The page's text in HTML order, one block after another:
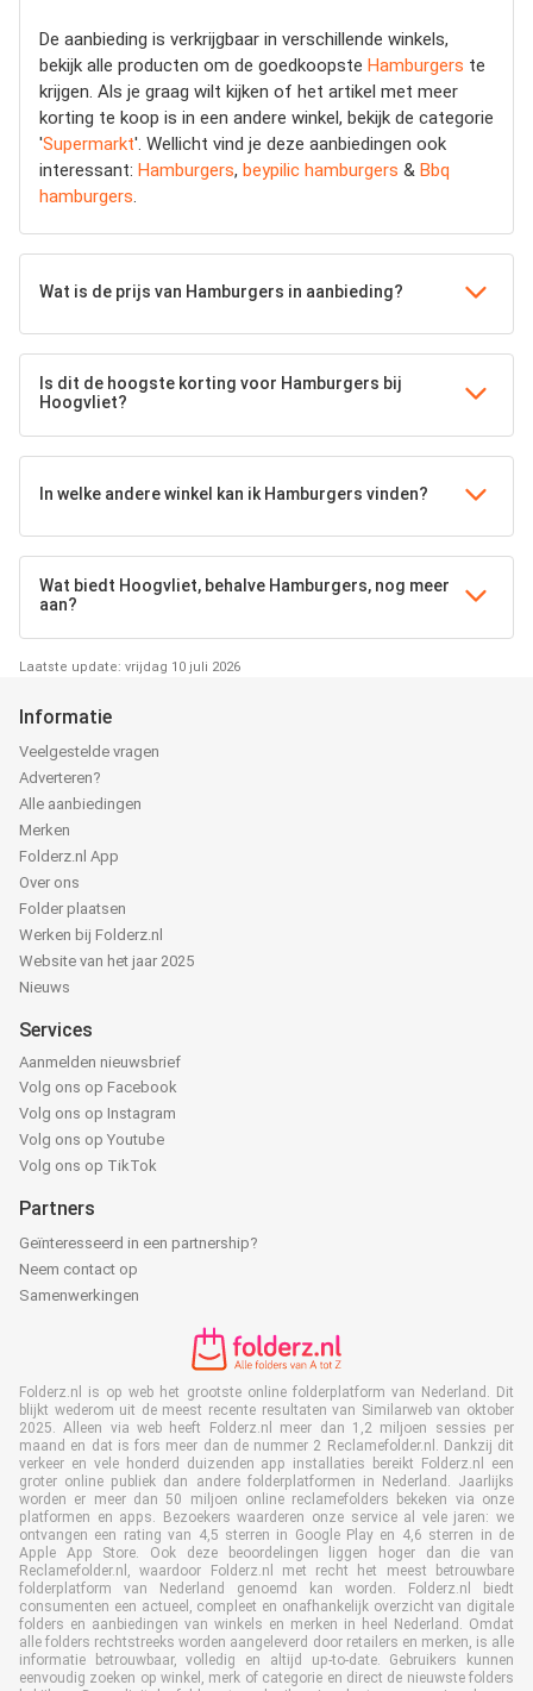
De aanbieding is verkrijgbaar in verschillende winkels,
bekijk alle producten om de goedkoopste Hamburgers te
krijgen. Als je graag wilt kijken of het artikel met meer
korting te koop is in een andere winkel, bekijk de categorie
'Supermarkt'. Wellicht vind je deze aanbiedingen ook
interessant: Hamburgers, beypilic hamburgers & Bbq
hamburgers.
Wat is de prijs van Hamburgers in aanbieding?
Is dit de hoogste korting voor Hamburgers bij
Hoogvliet?
In welke andere winkel kan ik Hamburgers vinden?
Wat biedt Hoogvliet, behalve Hamburgers, nog meer
aan?
Laatste update: vrijdag 10 juli 2026
Informatie
Veelgestelde vragen
Adverteren?
Alle aanbiedingen
Merken
Folderz.nl App
Over ons
Folder plaatsen
Werken bij Folderz.nl
Website van het jaar 2025
Nieuws
Services
Aanmelden nieuwsbrief
Volg ons op Facebook
Volg ons op Instagram
Volg ons op Youtube
Volg ons op TikTok
Partners
Geïnteresseerd in een partnership?
Neem contact op
Samenwerkingen
Folderz.nl is op web het grootste online folderplatform van Nederland. Dit
blijkt wederom uit de meest recente resultaten van Similarweb van oktober
2025. Alleen via web heeft Folderz.nl meer dan 1,2 miljoen sessies per
maand en dat is fors meer dan de nummer 2 Reclamefolder.nl. Dankzij dit
verkeer en vele honderd duizenden app installaties bereikt Folderz.nl een
groter online publiek dan andere folderplatformen in Nederland. Jaarlijks
worden er meer dan 50 miljoen online reclamefolders bekeken via onze
platformen en apps. Bezoekers waarderen onze service al vele jaren: we
ontvangen een rating van 4,5 sterren in Google Play en 4,6 sterren in de
Apple App Store. Ook deze beoordelingen liggen hoger dan die van
Reclamefolder.nl, waardoor Folderz.nl met recht het meest betrouwbare
folderplatform van Nederland genoemd kan worden. Folderz.nl biedt
consumenten een actueel, compleet en onafhankelijk overzicht van digitale
folders en aanbiedingen van winkels en merken in heel Nederland. Omdat
alle folders rechtstreeks worden aangeleverd door retailers en merken, is alle
informatie betrouwbaar, volledig en altijd up-to-date. Gebruikers kunnen
eenvoudig zoeken op winkel, merk of categorie en direct de nieuwste folders